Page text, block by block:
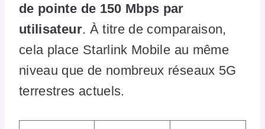
de pointe de 150 Mbps par
utilisateur. À titre de comparaison,
cela place Starlink Mobile au même
niveau que de nombreux réseaux 5G
terrestres actuels.